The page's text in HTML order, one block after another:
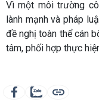
Vì một môi trường
lành mạnh và pháp
đề nghị toàn thể cán
tâm, phối hợp thực